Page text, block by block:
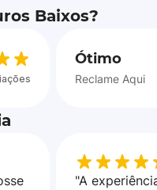
Baixos?
Ótimo
Reclame Aqui
"A